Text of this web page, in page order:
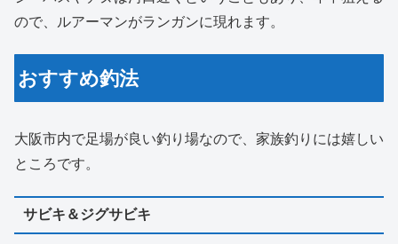
ので、ルアーマンがランガンに現れます。
おすすめ釣法
大阪市内で足場が良い釣り場なので、家族釣りには嬉しい
ところです。
サビキ＆ジグサビキ